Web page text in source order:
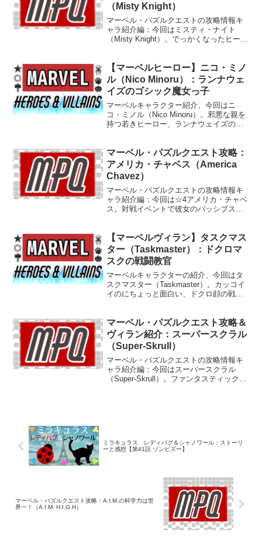
（Misty Knight）
マーベル・パズルクエストの攻略情報キ
ャラ紹介編：今回はミスティ・ナイト
（Misty Knight）。でっかくなったヒーロ
【マーベルヒーロー】ニコ・ミノ
ル（Nico Minoru）：ランナウェ
イズのゴシック魔女っ子
マーベルキャラクター紹介、今回はニ
コ・ミノル（Nico Minoru）。邪悪な親を
持つ若きヒーロー、ランナウェイズのゴ
マーベル・パズルクエスト攻略：
アメリカ・チャベス（America
Chavez）
マーベル・パズルクエストの攻略情報キ
ャラ紹介編：今回は☆4アメリカ・チャベ
ス。対戦イベントで彼女のパッシブスキ
【マーベルヴィラン】タスクマス
ター（Taskmaster）：ドクロマ
スクの戦闘教官
マーベルキャラクターの紹介、今回はタ
スクマスター（Taskmaster）。カッコイ
イのにちょっと面白い、ドクロ顔の戦闘
マーベル・パズルクエスト攻略＆
ヴィラン紹介：スーパースクラル
（Super-Skrull）
マーベル・パズルクエストの攻略情報キ
ャラ紹介編：今回はスーパースクラル
（Super-Skrull）。ファンタスティックな
ミラキュラス レディバグ＆シャノワール：ストーリ
ーと感想【第41話 ゾンビズー】
マーベル・パズルクエスト攻略：A.I.M.の科学力は世
界一！（A.I.M. H.I.G.H）